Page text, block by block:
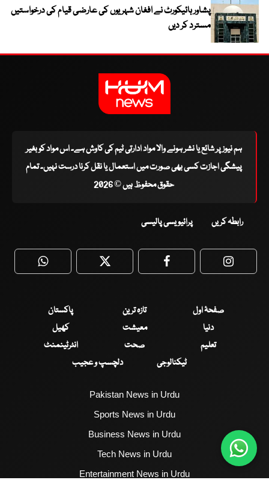
پشاور ہائیکورٹ نے افغان شہریوں کی عارضی قیام کی درخواستیں
مسترد کر دیں
ہم نیوز پر شائع یا نشر ہونے والا مواد ادارتی ٹیم کی کاوش ہے۔ اس مواد کو بغیر
پیشگی اجازت کسی بھی صورت میں استعمال یا نقل کرنا درست نہیں۔ تمام
حقوق محفوظ ہیں © 2026
رابطہ کریں پرائیویسی پالیسی
WhatsApp Twitter Facebook
صفحۂ اول تازہ ترین
پاکستان
دنیا
معیشت
کھیل
تعلیم
صحت
انٹرٹینمنٹ
ٹیکنالوجی
دلچسپ و عجیب
Pakistan News in Urdu
Sports News in Urdu
Business News in Urdu
Tech News in Urdu
Entertainment News in Urdu